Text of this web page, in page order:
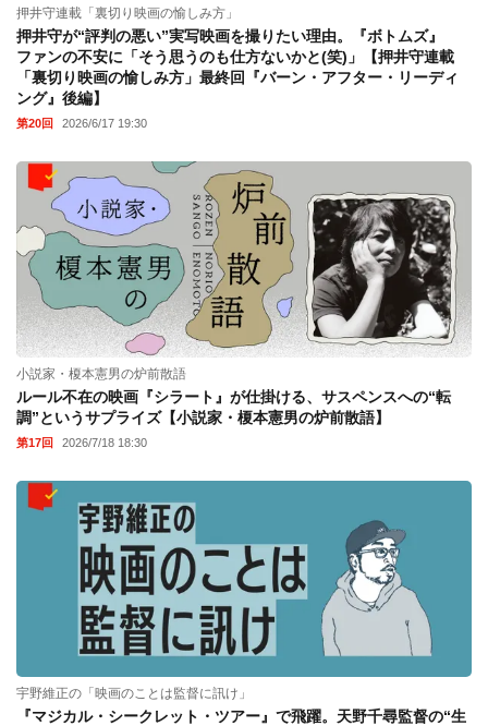
押井守連載「裏切り映画の愉しみ方」
押井守が“評判の悪い”実写映画を撮りたい理由。『ボトムズ』
ファンの不安に「そう思うのも仕方ないかと(笑)」【押井守連載
「裏切り映画の愉しみ方」最終回『バーン・アフター・リーディ
ング』後編】
第20回 2026/6/17 19:30
小説家・榎本憲男の炉前散語
ルール不在の映画『シラート』が仕掛ける、サスペンスへの“転
調”というサプライズ【小説家・榎本憲男の炉前散語】
第17回 2026/7/18 18:30
宇野維正の「映画のことは監督に訊け」
『マジカル・シークレット・ツアー』で飛躍。天野千尋監督の“生